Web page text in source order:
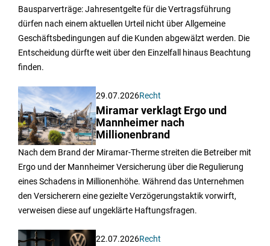
Bausparverträge: Jahresentgelte für die Vertragsführung
dürfen nach einem aktuellen Urteil nicht über Allgemeine
Geschäftsbedingungen auf die Kunden abgewälzt werden. Die
Entscheidung dürfte weit über den Einzelfall hinaus Beachtung
finden.
29.07.2026Recht
Miramar verklagt Ergo und
Mannheimer nach
Millionenbrand
Nach dem Brand der Miramar-Therme streiten die Betreiber mit
Ergo und der Mannheimer Versicherung über die Regulierung
eines Schadens in Millionenhöhe. Während das Unternehmen
den Versicherern eine gezielte Verzögerungstaktik vorwirft,
verweisen diese auf ungeklärte Haftungsfragen.
22.07.2026Recht